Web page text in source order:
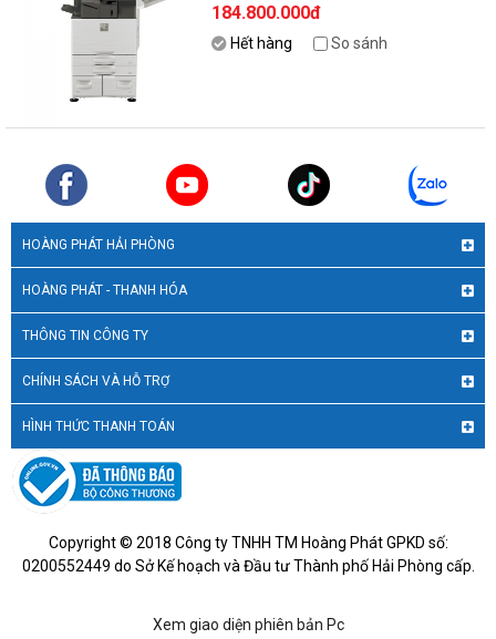
184.800.000đ
Hết hàng So sánh
HOÀNG PHÁT HẢI PHÒNG
HOÀNG PHÁT - THANH HÓA
THÔNG TIN CÔNG TY
CHÍNH SÁCH VÀ HỖ TRỢ
HÌNH THỨC THANH TOÁN
Copyright © 2018 Công ty TNHH TM Hoàng Phát GPKD số:
0200552449 do Sở Kế hoạch và Đầu tư Thành phố Hải Phòng cấp.
Xem giao diện phiên bản Pc